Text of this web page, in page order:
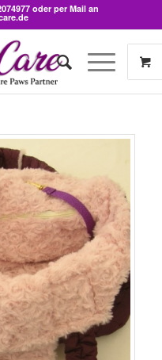
oder per Mail an